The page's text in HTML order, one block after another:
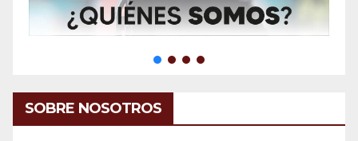
SOBRE NOSOTROS